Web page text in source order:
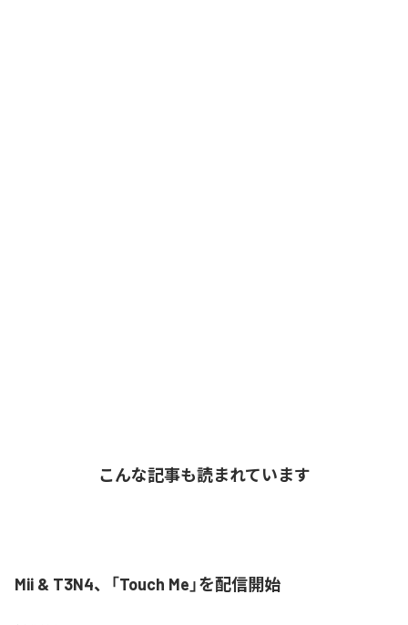
こんな記事も読まれています
Mii & T3N4、「Touch Me」を配信開始